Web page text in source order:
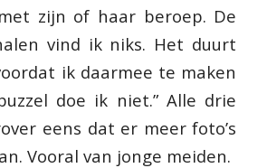
zijn of haar beroep. De
vind ik niks. Het duurt
ik daarmee te maken
doe ik niet.” Alle drie
eens dat er meer foto’s
Vooral van jonge meiden.